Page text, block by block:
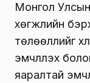
Монгол
хөгжлийн
төлөөллийг
эмчлүүлэх
яаралтай